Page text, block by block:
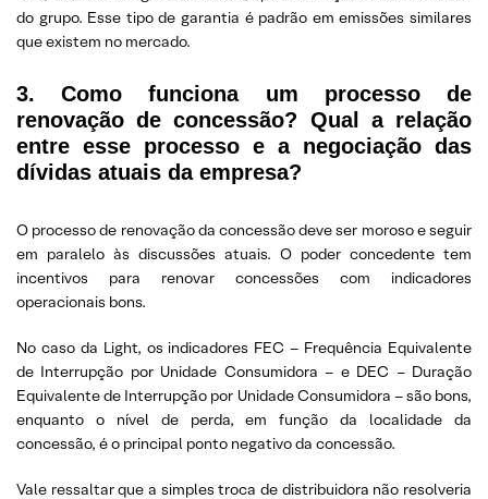
do grupo. Esse tipo de garantia é padrão em emissões similares
que existem no mercado.
3. Como funciona um processo de
renovação de concessão? Qual a relação
entre esse processo e a negociação das
dívidas atuais da empresa?
O processo de renovação da concessão deve ser moroso e seguir
em paralelo às discussões atuais. O poder concedente tem
incentivos para renovar concessões com indicadores
operacionais bons.
No caso da Light, os indicadores FEC – Frequência Equivalente
de Interrupção por Unidade Consumidora – e DEC – Duração
Equivalente de Interrupção por Unidade Consumidora – são bons,
enquanto o nível de perda, em função da localidade da
concessão, é o principal ponto negativo da concessão.
Vale ressaltar que a simples troca de distribuidora não resolveria